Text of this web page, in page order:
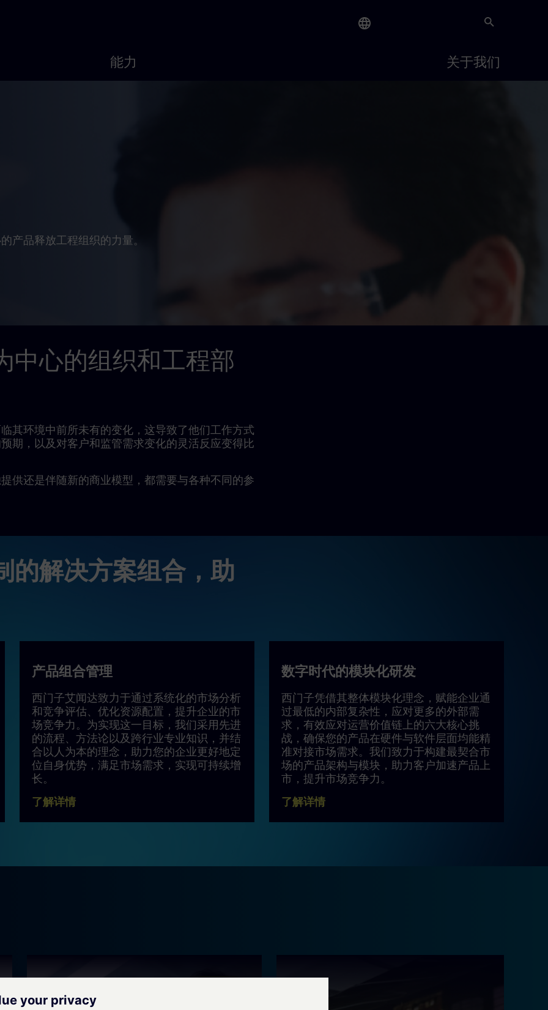
能力 关于我们
产品释放工程组织的力量。
中心的组织和工程部
其环境中前所未有的变化，这导致了他们工作方式
期，以及对客户和监管需求变化的灵活反应变得比
供还是伴随新的商业模型，都需要与各种不同的参
的解决方案组合，助
产品组合管理
西门子艾闻达致力于通过系统化的市场分析
和竞争评估、优化资源配置，提升企业的市
场竞争力。为实现这一目标，我们采用先进
的流程、方法论以及跨行业专业知识，并结
合以人为本的理念，助力您的企业更好地定
位自身优势，满足市场需求，实现可持续增
长。
了解详情
数字时代的模块化研发
西门子凭借其整体模块化理念，赋能企业通
过最低的内部复杂性，应对更多的外部需
求，有效应对运营价值链上的六大核心挑
战，确保您的产品在硬件与软件层面均能精
准对接市场需求。我们致力于构建最契合市
场的产品架构与模块，助力客户加速产品上
市，提升市场竞争力。
了解详情